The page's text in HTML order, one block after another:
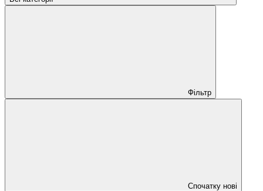
Фільтр
Спочатку нові